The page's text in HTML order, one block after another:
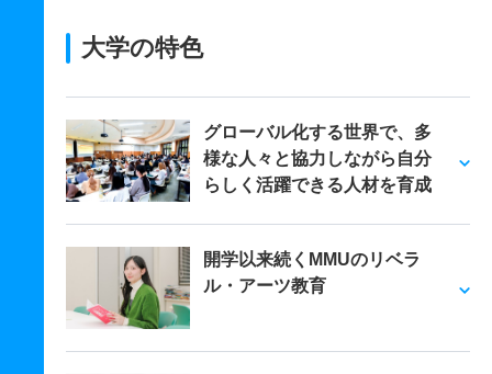
大学の特色
グローバル化する世界で、多
様な人々と協力しながら自分
らしく活躍できる人材を育成
開学以来続くMMUのリベラ
ル・アーツ教育